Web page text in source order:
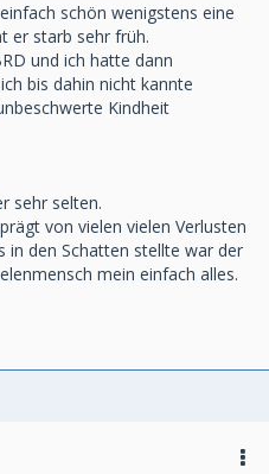
schön wenigstens eine
er starb sehr früh.
und ich hatte dann
bis dahin nicht kannte
Kindheit
sehr selten.
von vielen vielen Verlusten
in den Schatten stellte war der
mein einfach alles.